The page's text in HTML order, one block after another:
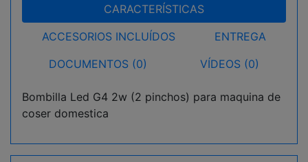
CARACTERÍSTICAS
ACCESORIOS INCLUÍDOS
ENTREGA
DOCUMENTOS (0)
VÍDEOS (0)
Bombilla Led G4 2w (2 pinchos) para maquina de
coser domestica